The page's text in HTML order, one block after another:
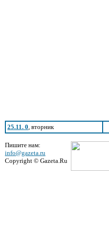
25.11. 0, вторник
Пишите нам:
info@gazeta.ru
Copyright © Gazeta.Ru